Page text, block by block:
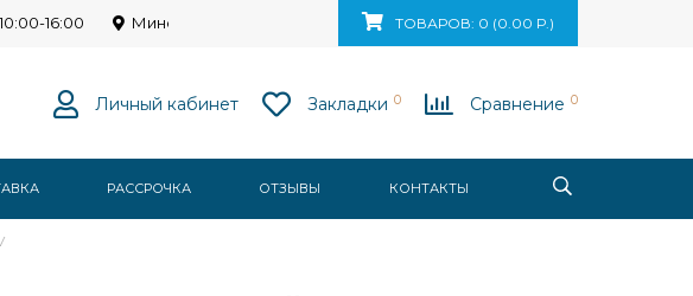
16:00 Минск, ул. Ваупшасова, д. 10, пом. 131ТОВАРОВ: 0 (0.00 Р.)
Личный кабинет Закладки 0 Сравнение 0
РАССРОЧКА ОТЗЫВЫ КОНТАКТЫ